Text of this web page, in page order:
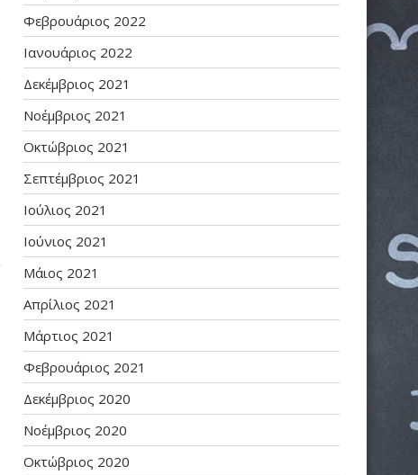
Φεβρουάριος 2022
Ιανουάριος 2022
Δεκέμβριος 2021
Νοέμβριος 2021
Οκτώβριος 2021
Σεπτέμβριος 2021
Ιούλιος 2021
Ιούνιος 2021
Μάιος 2021
Απρίλιος 2021
Μάρτιος 2021
Φεβρουάριος 2021
Δεκέμβριος 2020
Νοέμβριος 2020
Οκτώβριος 2020